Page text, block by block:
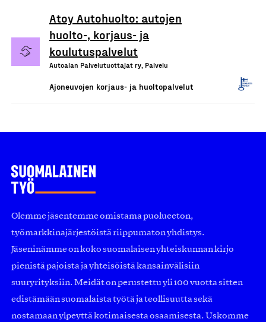
Atoy Autohuolto: autojen
huolto-, korjaus- ja
koulutuspalvelut
Autoalan Palvelutuottajat ry, Palvelu
Ajoneuvojen korjaus- ja huoltopalvelut
Olemme jäsentemme omistama puolueeton,
työmarkkinajärjestöistä riippumaton yhdistys.
Jäseninämme on koko suomalaisen yhteiskunnan kirjo
pienistä pajoista ja yhteisöistä kansainvälisiin
suuryrityksiin. Meidät on perustettu yli 100 vuotta sitten
edistämään suomalaista työtä ja teollisuutta sekä
nostamaan ylpeyttä kotimaisesta osaamisesta. Uskomme